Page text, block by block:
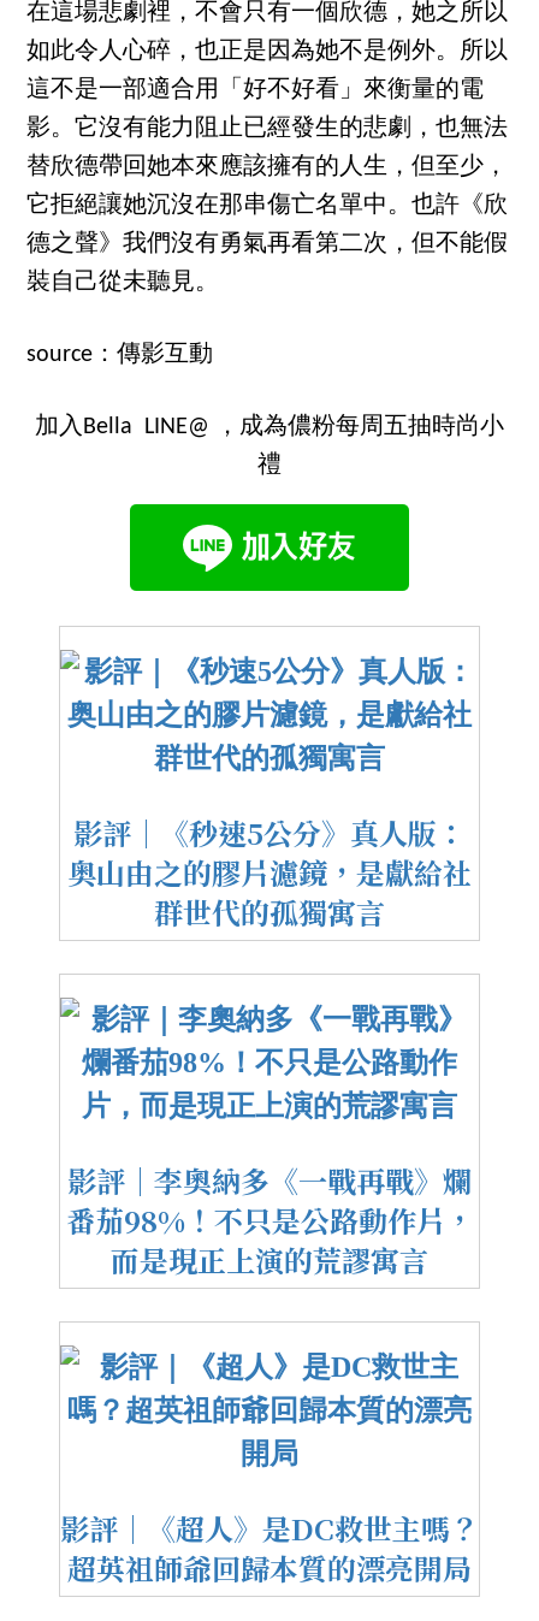
在這場悲劇裡，不會只有一個欣德，她之所以
如此令人心碎，也正是因為她不是例外。所以
這不是一部適合用「好不好看」來衡量的電
影。它沒有能力阻止已經發生的悲劇，也無法
替欣德帶回她本來應該擁有的人生，但至少，
它拒絕讓她沉沒在那串傷亡名單中。也許《欣
德之聲》我們沒有勇氣再看第二次，但不能假
裝自己從未聽見。
source：傳影互動
加入Bella LINE@ ，成為儂粉每周五抽時尚小
禮
影評｜《秒速5公分》真人版：
奥山由之的膠片濾鏡，是獻給社
群世代的孤獨寓言
影評｜李奧納多《一戰再戰》爛
番茄98%！不只是公路動作片，
而是現正上演的荒謬寓言
影評｜《超人》是DC救世主嗎？
超英祖師爺回歸本質的漂亮開局